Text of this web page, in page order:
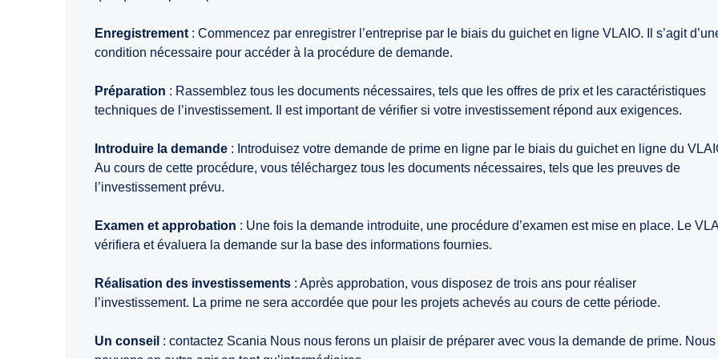
Enregistrement : Commencez par enregistrer l’entreprise par le biais du guichet en ligne VLAIO. Il s’agit
condition nécessaire pour accéder à la procédure de demande.
Préparation : Rassemblez tous les documents nécessaires, tels que les offres de prix et les caractéristiques
techniques de l’investissement. Il est important de vérifier si votre investissement répond aux exigences.
Introduire la demande : Introduisez votre demande de prime en ligne par le biais du guichet en ligne du
Au cours de cette procédure, vous téléchargez tous les documents nécessaires, tels que les preuves de
l’investissement prévu.
Examen et approbation : Une fois la demande introduite, une procédure d’examen est mise en place. Le
vérifiera et évaluera la demande sur la base des informations fournies.
Réalisation des investissements : Après approbation, vous disposez de trois ans pour réaliser
l’investissement. La prime ne sera accordée que pour les projets achevés au cours de cette période.
Un conseil : contactez Scania Nous nous ferons un plaisir de préparer avec vous la demande de prime. Nous